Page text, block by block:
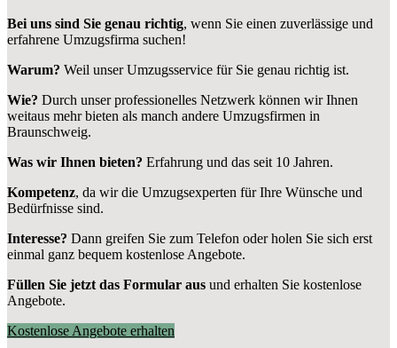
Bei uns sind Sie genau richtig, wenn Sie einen zuverlässige und
erfahrene Umzugsfirma suchen!
Warum? Weil unser Umzugsservice für Sie genau richtig ist.
Wie? Durch unser professionelles Netzwerk können wir Ihnen
weitaus mehr bieten als manch andere Umzugsfirmen in
Braunschweig.
Was wir Ihnen bieten? Erfahrung und das seit 10 Jahren.
Kompetenz, da wir die Umzugsexperten für Ihre Wünsche und
Bedürfnisse sind.
Interesse? Dann greifen Sie zum Telefon oder holen Sie sich erst
einmal ganz bequem kostenlose Angebote.
Füllen Sie jetzt das Formular aus und erhalten Sie kostenlose
Angebote.
Kostenlose Angebote erhalten